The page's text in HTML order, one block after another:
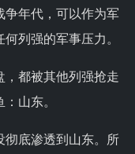
争年代，可以作为军
列强的军事压力。
都被其他列强抢走
山东。
彻底渗透到山东。所